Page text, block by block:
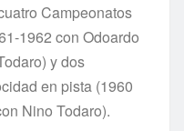
Campeonatos
1962 con Odoardo
y dos
en pista (1960
Nino Todaro).